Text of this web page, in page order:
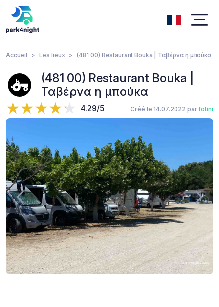
Accueil Les lieux (481 00) Restaurant Bouka | Ταβέρνα η μπούκα
(481 00) Restaurant Bouka |
Ταβέρνα η μπούκα
4.29/5 Créé le 14.07.2022 par fotini